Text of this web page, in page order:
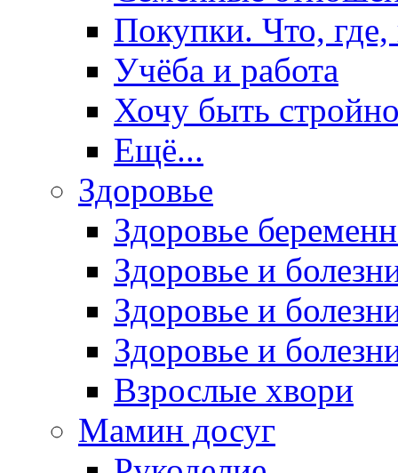
Покупки. Что, где,
Учёба и работа
Хочу быть
Ещё...
Здоровье
Здоровье
Здоровье и
Здоровье и
Здоровье и
Взрослые хвори
Мамин досуг